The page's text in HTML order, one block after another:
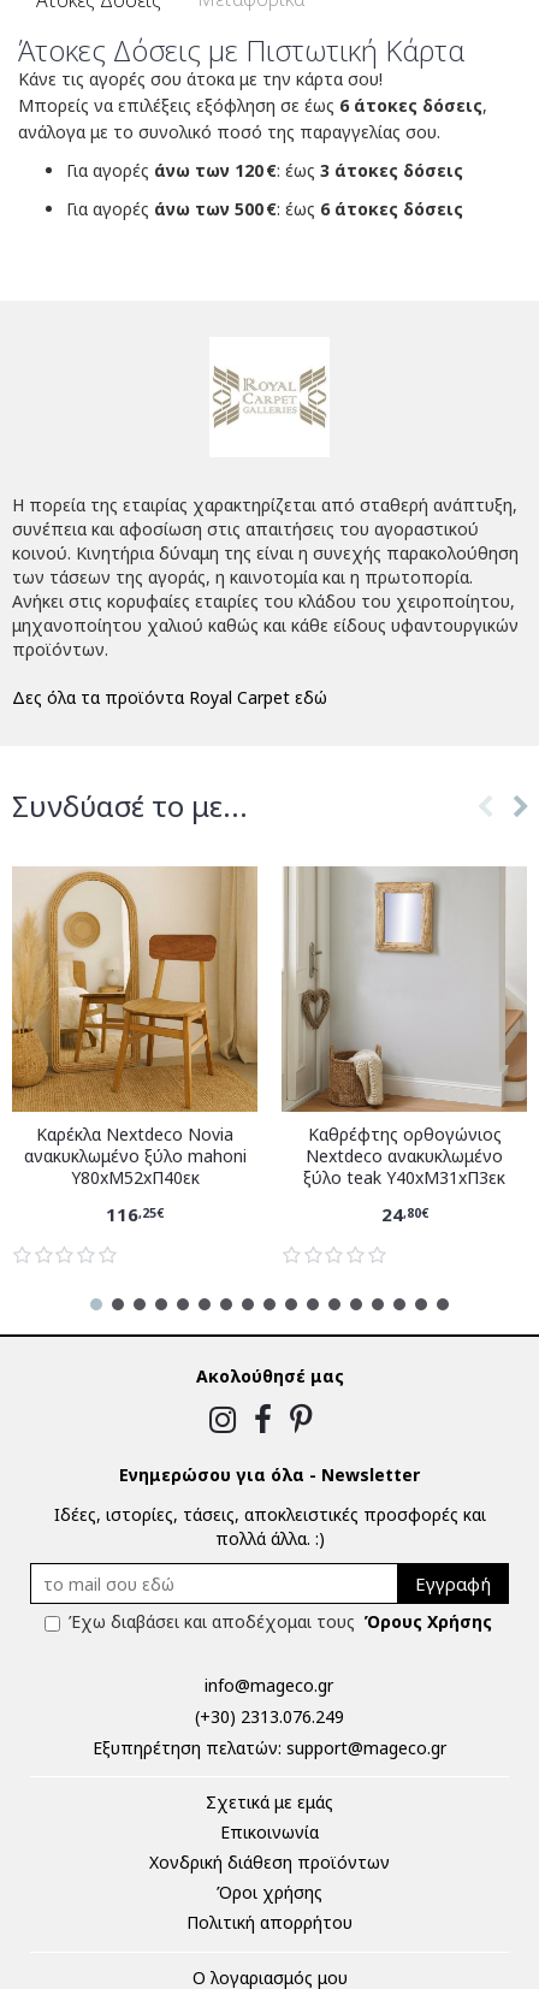
Άτοκες Δόσεις με Πιστωτική Κάρτα
Κάνε τις αγορές σου άτοκα με την κάρτα σου!
Μπορείς να επιλέξεις εξόφληση σε έως 6 άτοκες δόσεις,
ανάλογα με το συνολικό ποσό της παραγγελίας σου.
Για αγορές άνω των 120 €: έως 3 άτοκες δόσεις
Για αγορές άνω των 500 €: έως 6 άτοκες δόσεις
Η πορεία της εταιρίας χαρακτηρίζεται από σταθερή ανάπτυξη,
συνέπεια και αφοσίωση στις απαιτήσεις του αγοραστικού
κοινού. Κινητήρια δύναμη της είναι η συνεχής παρακολούθηση
των τάσεων της αγοράς, η καινοτομία και η πρωτοπορία.
Ανήκει στις κορυφαίες εταιρίες του κλάδου του χειροποίητου,
μηχανοποίητου χαλιού καθώς και κάθε είδους υφαντουργικών
προϊόντων.
Δες όλα τα προϊόντα Royal Carpet εδώ
Συνδύασέ το με...
Καρέκλα Nextdeco Novia
ανακυκλωμένο ξύλο mahoni
Υ80xM52xΠ40εκ
116,25€
Καθρέφτης ορθογώνιος
Nextdeco ανακυκλωμένο
ξύλο teak Υ40xM31xΠ3εκ
24,80€
Ακολούθησέ μας
Ενημερώσου για όλα - Newsletter
Ιδέες, ιστορίες, τάσεις, αποκλειστικές προσφορές και
πολλά άλλα. :)
Εγγραφή
Έχω διαβάσει και αποδέχομαι τους Όρους Χρήσης
info@mageco.gr
(+30) 2313.076.249
Eξυπηρέτηση πελατών: support@mageco.gr
Σχετικά με εμάς
Επικοινωνία
Χονδρική διάθεση προϊόντων
Όροι χρήσης
Πολιτική απορρήτου
Ο λογαριασμός μου